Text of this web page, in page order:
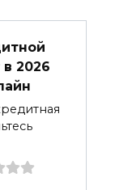
2026